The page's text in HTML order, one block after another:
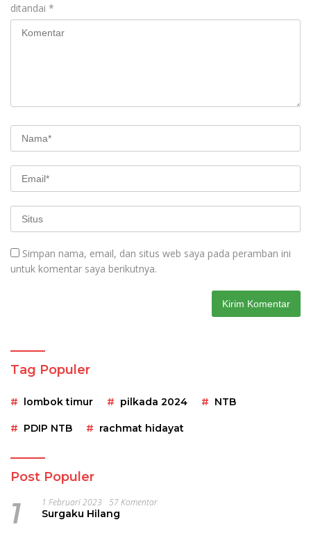
ditandai *
Simpan nama, email, dan situs web saya pada peramban ini
untuk komentar saya berikutnya.
Tag Populer
lombok timur pilkada 2024 NTB
PDIP NTB rachmat hidayat
Post Populer
1 1 Februari 2023 57 Komentar
Surgaku Hilang